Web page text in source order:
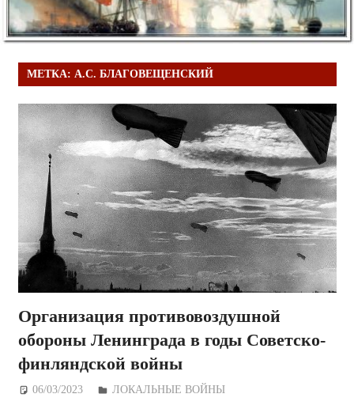
МЕТКА: А.С. БЛАГОВЕЩЕНСКИЙ
Организация противовоздушной
обороны Ленинграда в годы Советско-
финляндской войны
06/03/2023 Дежурный по Редакции
ЛОКАЛЬНЫЕ ВОЙНЫ